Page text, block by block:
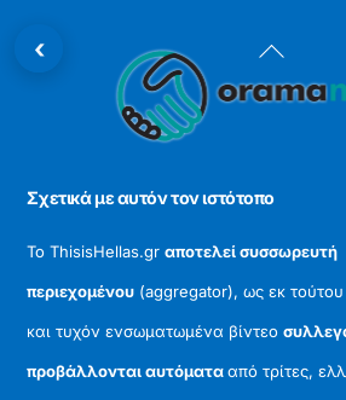
Back
To
Σχετικά με αυτόν τον ιστότοπο
Το ThisisHellas.grαποτελεί συσσωρευτή
περιεχομένου (aggregator), ως εκ
και τυχόν ενσωματωμένα βίντεο
προβάλλονται αυτόματααπό τρίτες,
‹